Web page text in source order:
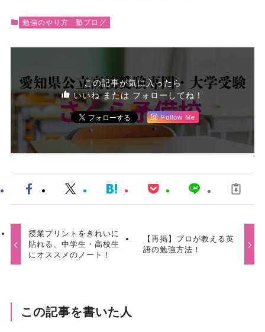
勉強のやり方 塾ブログ
この記事が気に入ったら
いいね または フォローしてね！
Follow Me
授業プリントをきれいに
貼れる、中学生・高校生
にオススメのノート！
【再掲】プロが教える英
語の勉強方法！
この記事を書いた人